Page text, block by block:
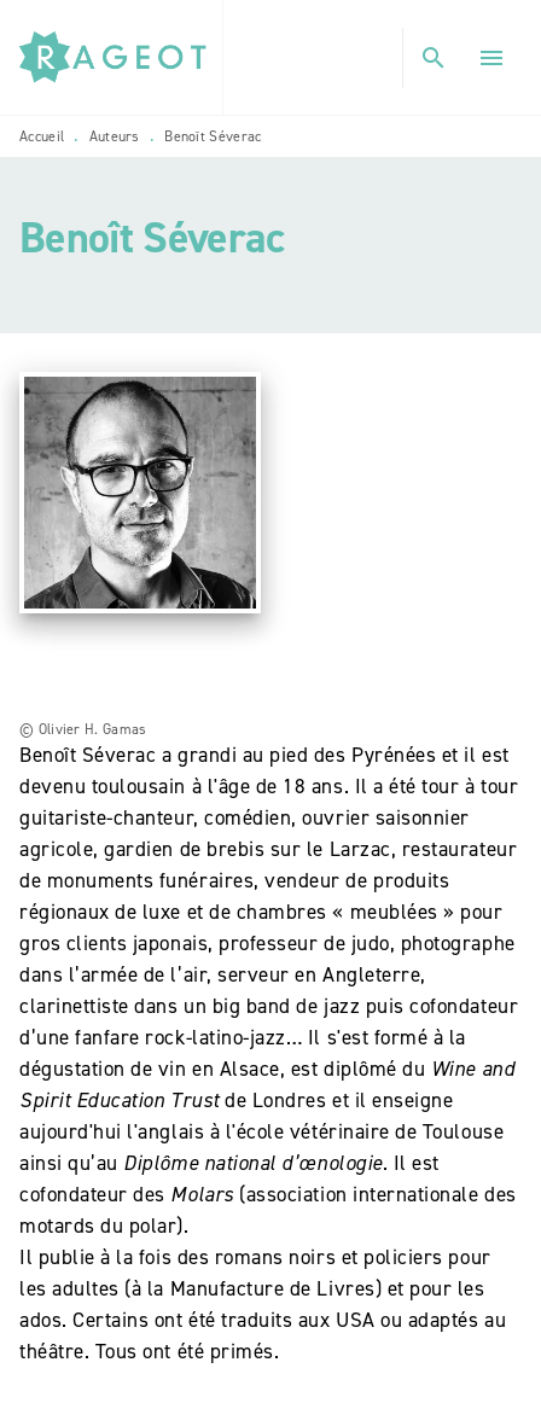
MENU RECHERCHE
PIED DE PAGE
search menu
Accueil • Auteurs • Benoît Séverac
Benoît Séverac
Benoît Séverac a grandi au pied des Pyrénées et il est
devenu toulousain à l'âge de 18 ans. Il a été tour à tour
guitariste-chanteur, comédien, ouvrier saisonnier
agricole, gardien de brebis sur le Larzac, restaurateur
de monuments funéraires, vendeur de produits
régionaux de luxe et de chambres « meublées » pour
gros clients japonais, professeur de judo, photographe
dans l’armée de l’air, serveur en Angleterre,
clarinettiste dans un big band de jazz puis cofondateur
d’une fanfare rock-latino-jazz… Il s'est formé à la
dégustation de vin en Alsace, est diplômé du Wine and
Spirit Education Trustde Londres et il enseigne
aujourd'hui l'anglais à l'école vétérinaire de Toulouse
ainsi qu’au Diplôme national d’œnologie. Il est
cofondateur des Molars (association internationale des
motards du polar).
Il publie à la fois des romans noirs et policiers pour
les adultes (à la Manufacture de Livres) et pour les
ados. Certains ont été traduits aux USA ou adaptés au
théâtre. Tous ont été primés.
© Olivier H. Gamas